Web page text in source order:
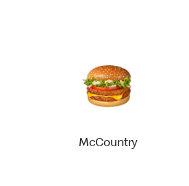
McCountry